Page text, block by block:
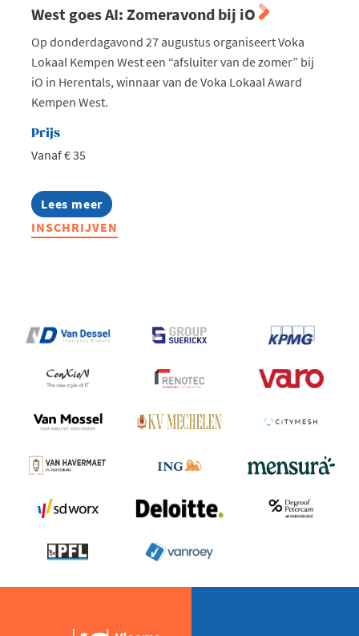
West goes AI: Zomeravond bij iO
Op donderdagavond 27 augustus organiseert Voka
Lokaal Kempen West een “afsluiter van de zomer” bij
iO in Herentals, winnaar van de Voka Lokaal Award
Kempen West.
Prijs
Vanaf € 35
Lees meer
about
West
goes
INSCHRIJVEN